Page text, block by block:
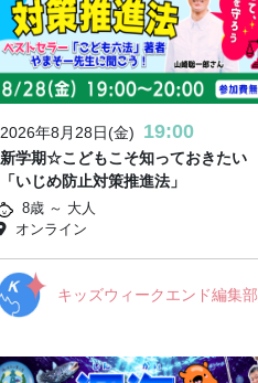
2026年8月28日(金) 19:00
新学期☆こどもこそ知っておきたい
「いじめ防止対策推進法」
8歳 ～ 大人
オンライン
キッズウィークエンド編集部